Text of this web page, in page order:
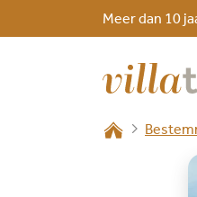
Meer dan 10